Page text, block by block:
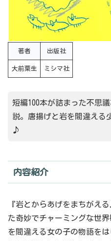
著者 出版社
大前粟生 ミシマ社
短編100本が詰まった不思
説。唐揚げと岩を間違える
♪
内容紹介
『岩とからあげをまちがえ
た奇妙でチャーミングな世
を間違える女の子の物語を